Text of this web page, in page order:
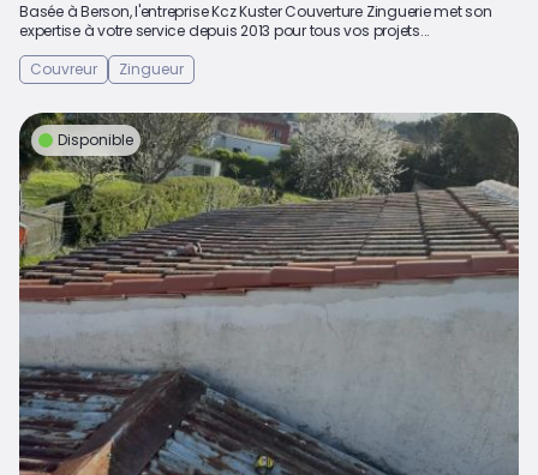
Basée à Berson, l'entreprise Kcz Kuster Couverture Zinguerie met son
expertise à votre service depuis 2013 pour tous vos projets...
Couvreur
Zingueur
Disponible